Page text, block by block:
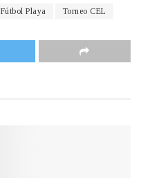
Fútbol Playa Torneo CEL